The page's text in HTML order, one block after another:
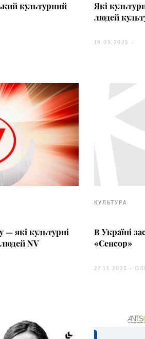
культурний
Які
людей
19.09.2025 -
— які культурні
людей NV
КУЛЬТУРА
В Україні
«Сенсор»
27.11.2023 -